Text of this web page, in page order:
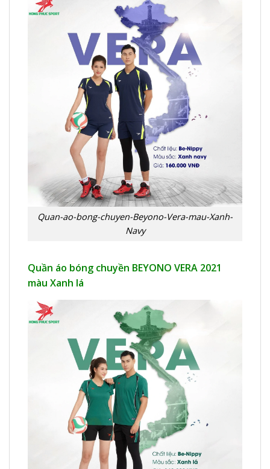
Quan-ao-bong-chuyen-Beyono-Vera-mau-Xanh-
Navy
Quần áo bóng chuyền BEYONO VERA 2021
màu Xanh lá